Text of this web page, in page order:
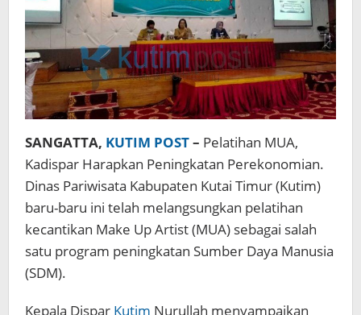
SANGATTA, KUTIM POST– Pelatihan MUA,
Kadispar Harapkan Peningkatan Perekonomian.
Dinas Pariwisata Kabupaten Kutai Timur (Kutim)
baru-baru ini telah melangsungkan pelatihan
kecantikan Make Up Artist (MUA) sebagai salah
satu program peningkatan Sumber Daya Manusia
(SDM).
Kepala Dispar Kutim Nurullah menyampaikan